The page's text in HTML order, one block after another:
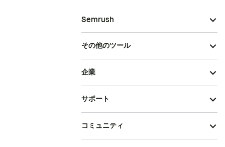
Semrush
その他のツール
企業
サポート
コミュニティ